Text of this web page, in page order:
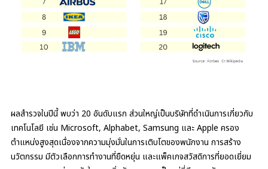
ผลสำรวจในปีนี้ พบว่า 20 อันดับแรก ส่วนใหญ่เป็นบริษัทที่ดำเนินการเกี่ยวกับ
เทคโนโลยี เช่น Microsoft, Alphabet, Samsung และ Apple ครอง
ตำแหน่งสูงสุดเนื่องจากความมุ่งมั่นในการเติบโตของพนักงาน การสร้าง
นวัตกรรม มีตัวเลือกการทำงานที่ยืดหยุ่น และแพ็คเกจสวัสดิการที่ยอดเยี่ยม